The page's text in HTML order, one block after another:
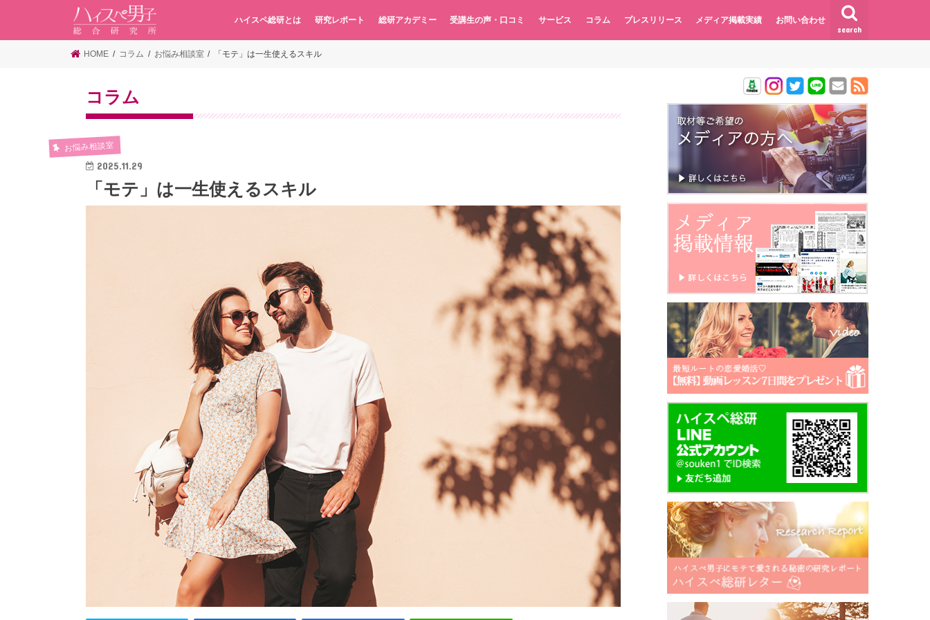
search
ハイスペ総研とは 研究レポート 総研アカデミー 受講生の声・口コミ サービス コラム プレスリリース メディア掲載実績 お問い合わせ
HOME コラム お悩み相談室 「モテ」は一生使えるスキル
コラム
お悩み相談室
2025.11.29
「モテ」は一生使えるスキル